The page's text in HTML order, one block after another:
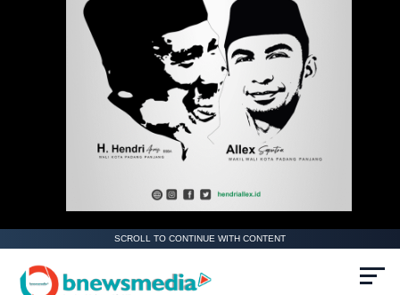
SCROLL TO CONTINUE WITH CONTENT